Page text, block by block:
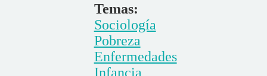
Temas:
Sociología
Pobreza
Enfermedades
Infancia